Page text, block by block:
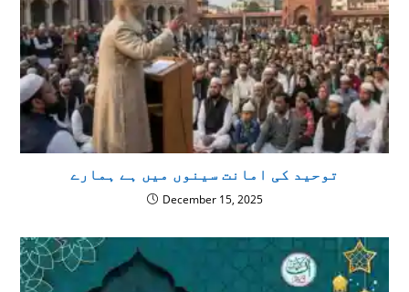
توحید کی امانت سینوں میں ہے ہمارے
December 15, 2025